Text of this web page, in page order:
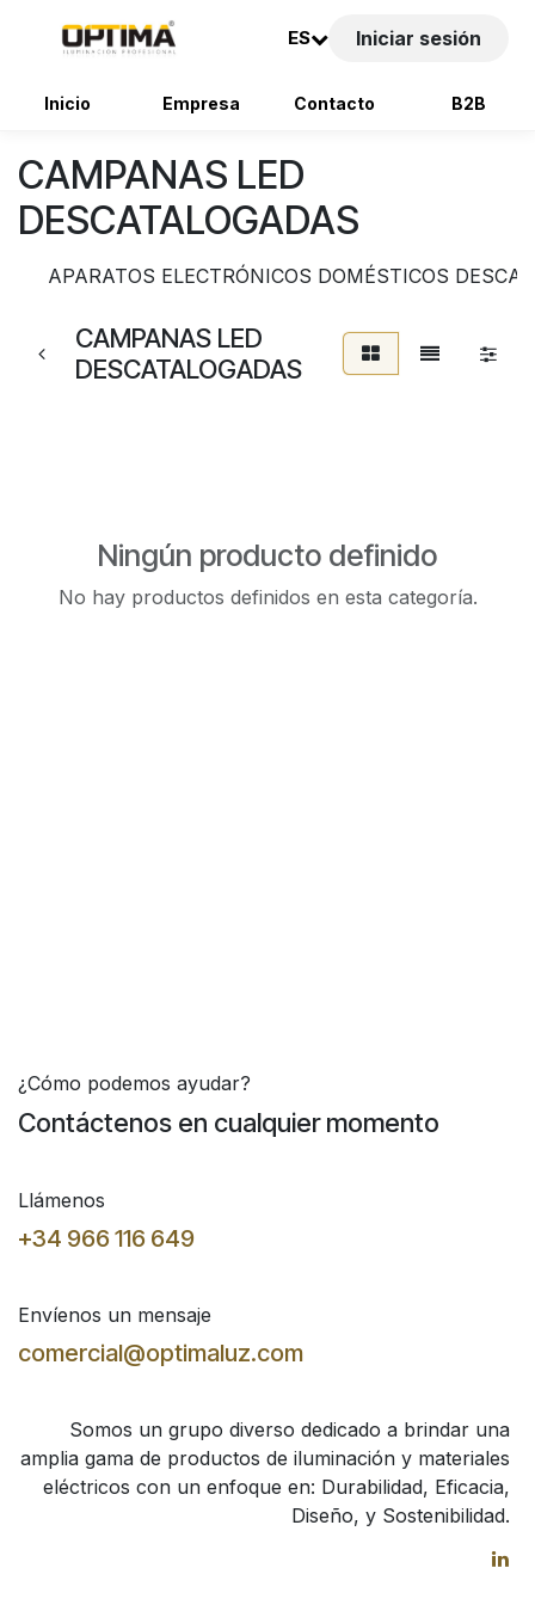
ES Iniciar sesión
Inicio Empresa Contacto B2B
CAMPANAS LED
DESCATALOGADAS
APARATOS ELECTRÓNICOS DOMÉSTICOS
CAMPANAS LED
DESCATALOGADAS
Ningún producto definido
No hay productos definidos en esta categoría.
¿Cómo podemos ayudar?
Contáctenos en cualquier momento
Llámenos
+34 966 116 649
Envíenos un mensaje
comercial@optimaluz.com
Somos un grupo diverso dedicado a brindar una
amplia gama de productos de iluminación y materiales
eléctricos con un enfoque en: Durabilidad, Eficacia,
Diseño, y Sostenibilidad.